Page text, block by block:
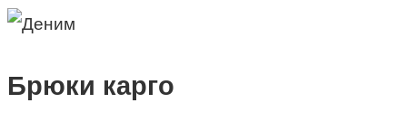
Брюки карго